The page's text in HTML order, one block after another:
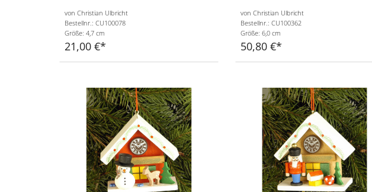
von Christian Ulbricht
Bestellnr.: CU100078
Größe: 4,7 cm
21,00 €
von Christian Ulbricht
Bestellnr.: CU100362
Größe: 6,0 cm
50,80 €